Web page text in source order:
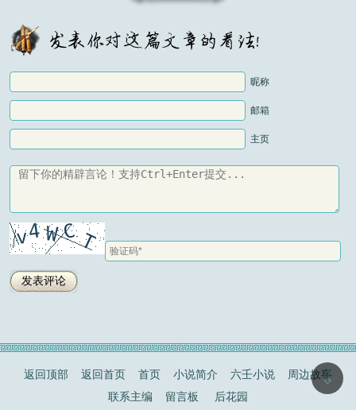
昵称
邮箱
主页
返回顶部 返回首页 首页 小说简介 六壬小说
周边故事
联系主编
留言板 后花园
⇩